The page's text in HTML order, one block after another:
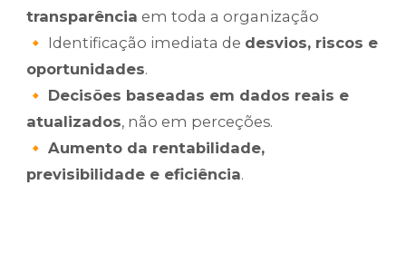
transparência em toda a organização
🔸 Identificação imediata de desvios, riscos e
oportunidades.
🔸 Decisões baseadas em dados reais e
atualizados, não em perceções.
🔸 Aumento da rentabilidade,
previsibilidade e eficiência.